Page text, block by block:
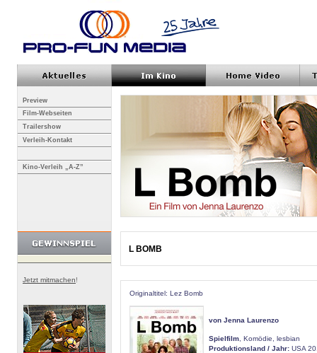
Preview
Film-Webseiten
Trailershow
Verleih-Kontakt
Kino-Verleih „A-Z”
Jetzt mitmachen!
L BOMB
Originaltitel: Lez Bomb
von Jenna Laurenzo
Spielfilm , Komödie, lesbian
Produktionsland / Jahr: USA